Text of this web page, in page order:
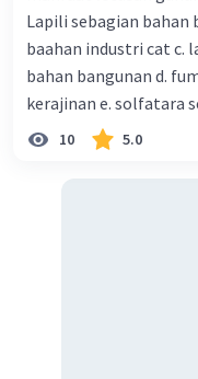
Lapili sebagian bahan
baahan industri cat c.
bahan bangunan d.
kerajinan e. solfatara
10 5.0